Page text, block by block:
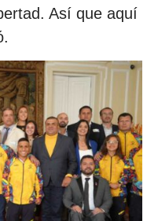
Así que aquí